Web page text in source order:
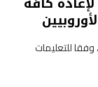
للتعليمات